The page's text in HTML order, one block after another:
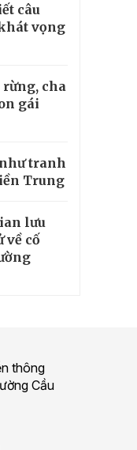
câu
vọng
rừng, cha
gái
tranh
Trung
lưu
về cố
thông
Cầu